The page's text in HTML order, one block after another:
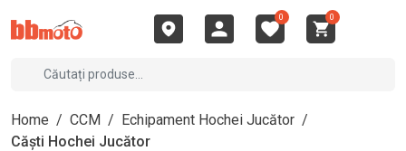
0 0
Home / CCM / Echipament Hochei Jucător /
Căști Hochei Jucător